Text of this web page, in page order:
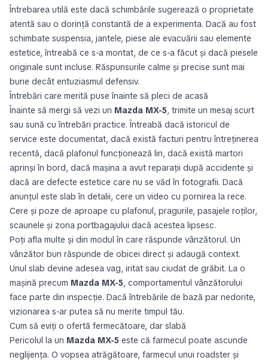
Întrebarea utilă este dacă schimbările sugerează o proprietate
atentă sau o dorință constantă de a experimenta. Dacă au fost
schimbate suspensia, jantele, piese ale evacuării sau elemente
estetice, întreabă ce s-a montat, de ce s-a făcut și dacă piesele
originale sunt incluse. Răspunsurile calme și precise sunt mai
bune decât entuziasmul defensiv.
Întrebări care merită puse înainte să pleci de acasă
Înainte să mergi să vezi un Mazda MX-5, trimite un mesaj scurt
sau sună cu întrebări practice. Întreabă dacă istoricul de
service este documentat, dacă există facturi pentru întreținerea
recentă, dacă plafonul funcționează lin, dacă există martori
aprinși în bord, dacă mașina a avut reparații după accidente și
dacă are defecte estetice care nu se văd în fotografii. Dacă
anunțul este slab în detalii, cere un video cu pornirea la rece.
Cere și poze de aproape cu plafonul, pragurile, pasajele roților,
scaunele și zona portbagajului dacă acestea lipsesc.
Poți afla multe și din modul în care răspunde vânzătorul. Un
vânzător bun răspunde de obicei direct și adaugă context.
Unul slab devine adesea vag, iritat sau ciudat de grăbit. La o
mașină precum Mazda MX-5, comportamentul vânzătorului
face parte din inspecție. Dacă întrebările de bază par nedorite,
vizionarea s-ar putea să nu merite timpul tău.
Cum să eviți o ofertă fermecătoare, dar slabă
Pericolul la un Mazda MX-5 este că farmecul poate ascunde
neglijența. O vopsea atrăgătoare, farmecul unui roadster și